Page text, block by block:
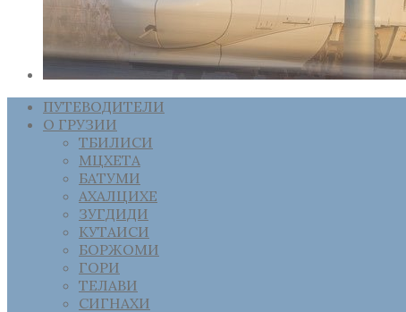
ПУТЕВОДИТЕЛИ
О ГРУЗИИ
ТБИЛИСИ
МЦХЕТА
БАТУМИ
АХАЛЦИХЕ
ЗУГДИДИ
КУТАИСИ
БОРЖОМИ
ГОРИ
ТЕЛАВИ
СИГНАХИ